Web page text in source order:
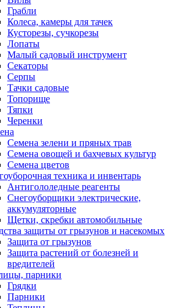
Грабли
Колеса, камеры для тачек
Кусторезы, сучкорезы
Лопаты
Малый садовый инструмент
Секаторы
Серпы
Тачки садовые
Топорище
Тяпки
Черенки
Семена зелени и пряных трав
Семена овощей и бахчевых культур
Семена цветов
техника и инвентарь
Антигололедные реагенты
Снегоуборщики электрические,
аккумуляторные
Щетки, скребки автомобильные
защиты от грызунов и насекомых
Защита от грызунов
Защита растений от болезней и
вредителей
парники
Грядки
Парники